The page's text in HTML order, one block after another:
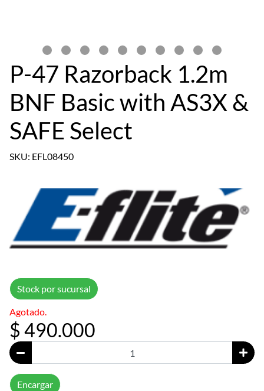
P-47 Razorback 1.2m
BNF Basic with AS3X &
SAFE Select
SKU: EFL08450
Stock por sucursal
Agotado.
$ 490.000
Encargar